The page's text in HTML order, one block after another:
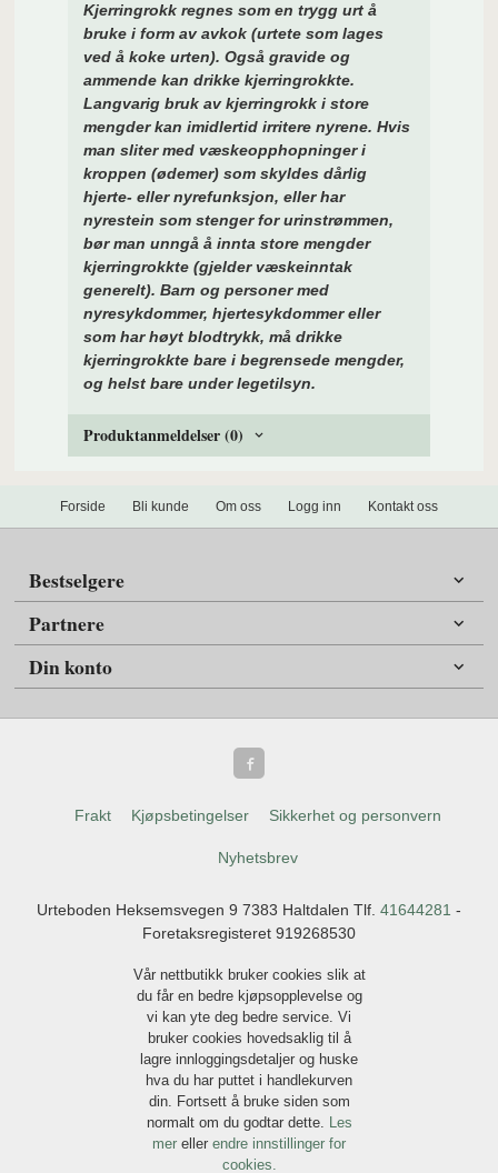
Kjerringrokk regnes som en trygg urt å
bruke i form av avkok (urtete som lages
ved å koke urten). Også gravide og
ammende kan drikke kjerringrokkte.
Langvarig bruk av kjerringrokk i store
mengder kan imidlertid irritere nyrene. Hvis
man sliter med væskeopphopninger i
kroppen (ødemer) som skyldes dårlig
hjerte- eller nyrefunksjon, eller har
nyrestein som stenger for urinstrømmen,
bør man unngå å innta store mengder
kjerringrokkte (gjelder væskeinntak
generelt). Barn og personer med
nyresykdommer, hjertesykdommer eller
som har høyt blodtrykk, må drikke
kjerringrokkte bare i begrensede mengder,
og helst bare under legetilsyn.
Produktanmeldelser (0)
Forside Bli kunde Om oss Logg inn Kontakt oss
Bestselgere
Partnere
Din konto
Frakt Kjøpsbetingelser Sikkerhet og personvern
Nyhetsbrev
Urteboden Heksemsvegen 9 7383 Haltdalen Tlf. 41644281 -
Foretaksregisteret 919268530
Vår nettbutikk bruker cookies slik at
du får en bedre kjøpsopplevelse og
vi kan yte deg bedre service. Vi
bruker cookies hovedsaklig til å
lagre innloggingsdetaljer og huske
hva du har puttet i handlekurven
din. Fortsett å bruke siden som
normalt om du godtar dette. Les
mer eller endre innstillinger for
cookies.